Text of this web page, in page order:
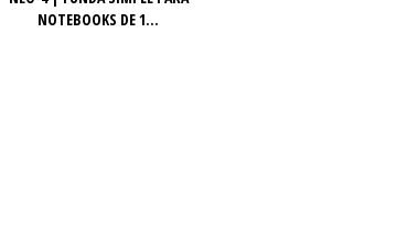
NOTEBOOKS DE 1...